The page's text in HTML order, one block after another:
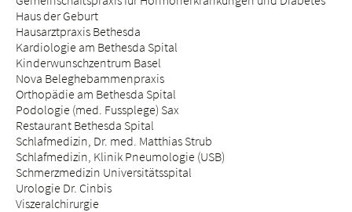
Haus der Geburt
Hausarztpraxis Bethesda
Kardiologie am Bethesda Spital
Kinderwunschzentrum Basel
Nova Beleghebammenpraxis
Orthopädie am Bethesda Spital
Podologie (med. Fussplege) Sax
Restaurant Bethesda Spital
Schlafmedizin, Dr. med. Matthias Strub
Schlafmedizin, Klinik Pneumologie (USB)
Schmerzmedizin Universitätsspital
Urologie Dr. Cinbis
Viszeralchirurgie